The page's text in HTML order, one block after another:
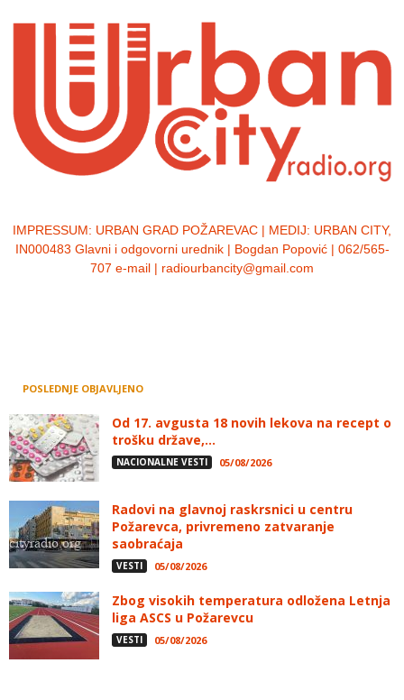
IMPRESSUM: URBAN GRAD POŽAREVAC | MEDIJ: URBAN CITY,
IN000483 Glavni i odgovorni urednik | Bogdan Popović | 062/565-
707 e-mail | radiourbancity@gmail.com
POSLEDNJE OBJAVLJENO
Od 17. avgusta 18 novih lekova na recept o
trošku države,...
NACIONALNE VESTI 05/08/2026
Radovi na glavnoj raskrsnici u centru
Požarevca, privremeno zatvaranje
saobraćaja
VESTI 05/08/2026
Zbog visokih temperatura odložena Letnja
liga ASCS u Požarevcu
VESTI 05/08/2026